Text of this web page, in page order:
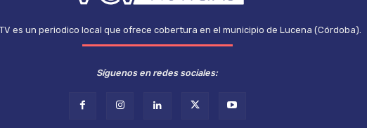
es un periodico local que ofrece cobertura en el municipio de Lucena (Córdoba).
Síguenos en redes sociales: